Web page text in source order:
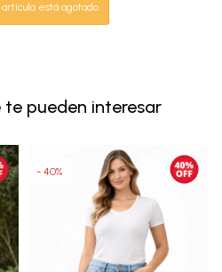
está agotado.
te pueden interesar
40